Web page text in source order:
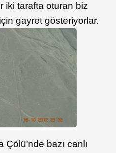
iki tarafta oturan biz
gayret gösteriyorlar.
bazı canlı